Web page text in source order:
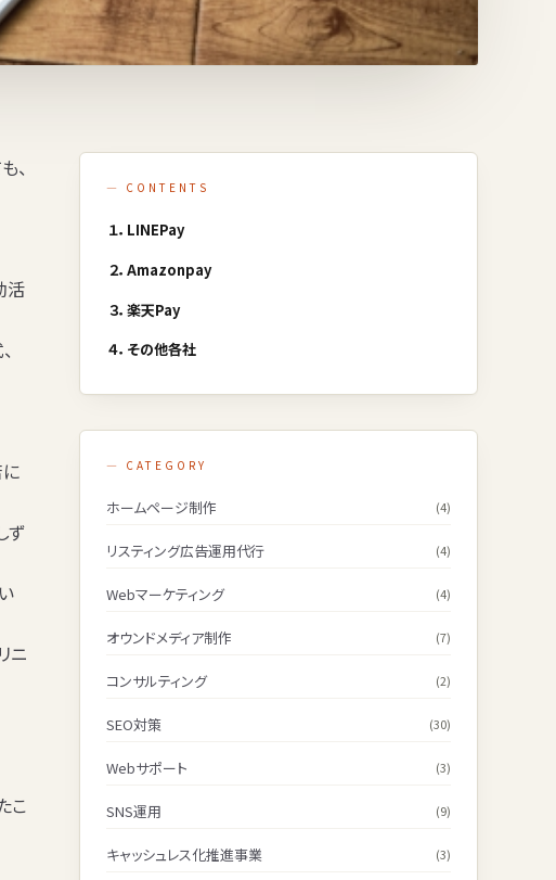
、
活
ず
ニ
こ
— CONTENTS
１．LINEPay
２．Amazonpay
３．楽天Pay
４．その他各社
— CATEGORY
ホームページ制作 (4)
リスティング広告運用代行 (4)
Webマーケティング (4)
オウンドメディア制作 (7)
コンサルティング (2)
SEO対策 (30)
Webサポート (3)
SNS運用 (9)
キャッシュレス化推進事業 (3)